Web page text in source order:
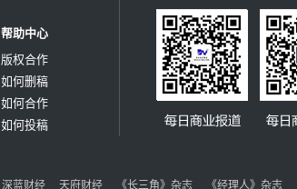
帮助中心
版权合作
如何删稿
如何合作
如何投稿
深蓝财经 天府财经 《长三角》杂志 《经理人》杂志